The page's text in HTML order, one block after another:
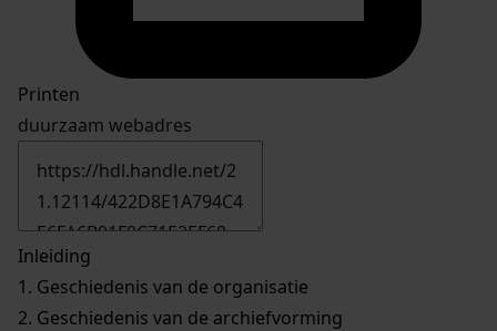
Printen
duurzaam webadres
Inleiding
1. Geschiedenis van de organisatie
2. Geschiedenis van de archiefvorming